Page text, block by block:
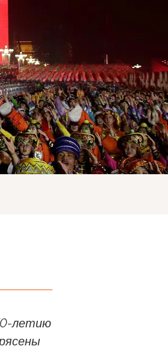
летию